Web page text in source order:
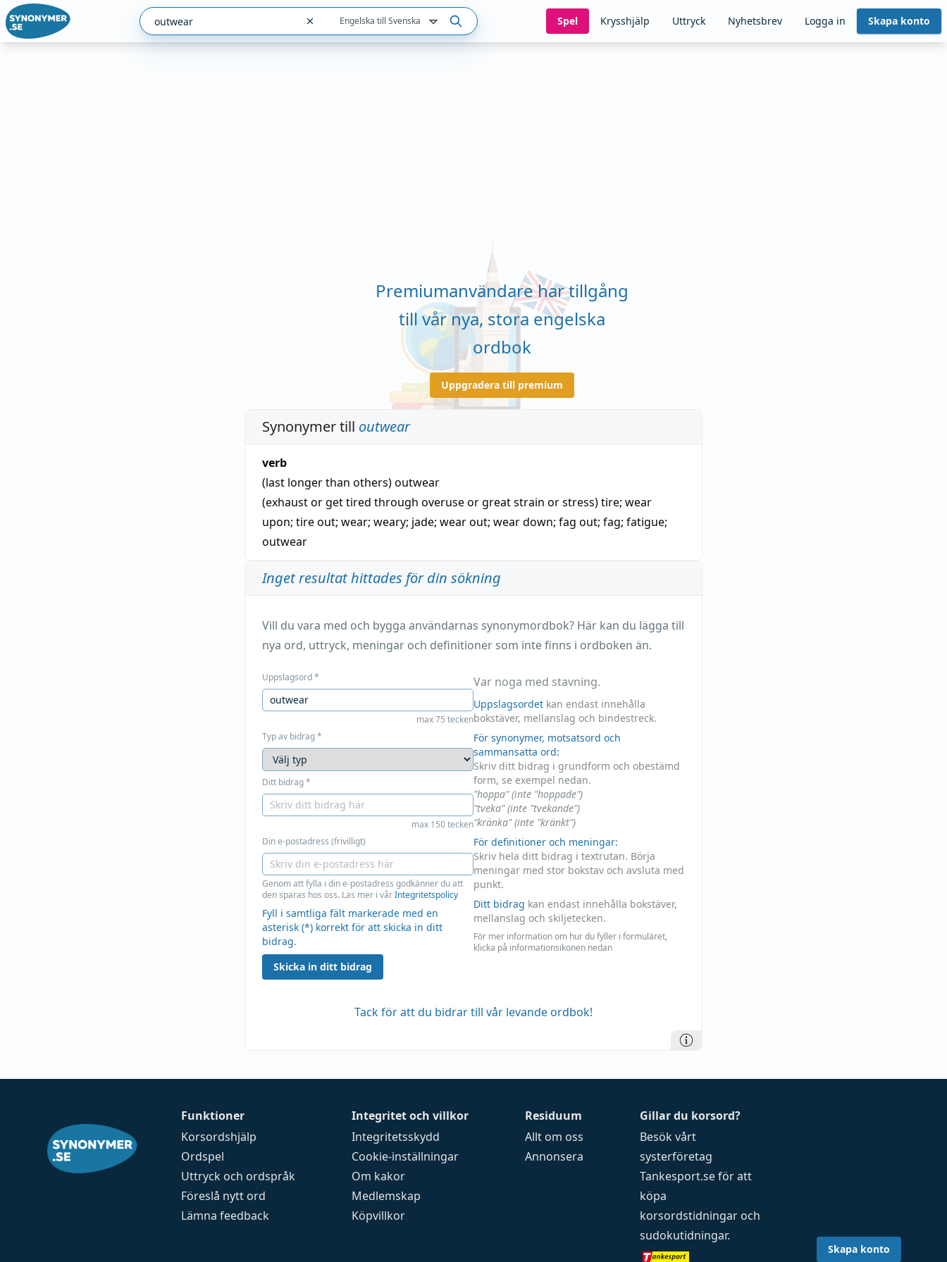
Engelska till Svenska Spel Krysshjälp Uttryck Nyhetsbrev Logga in Skapa konto
Premiumanvändare har tillgång
till vår nya, stora engelska
ordbok
Uppgradera till premium
Synonymer till outwear
verb
(last longer than others)outwear
(exhaust or get tired through overuse or great strain or stress)tire; wear
upon; tire out; wear; weary; jade; wear out; wear down; fag out; fag; fatigue;
outwear
Inget resultat hittades för din sökning
Vill du vara med och bygga användarnas synonymordbok? Här kan du lägga till
nya ord, uttryck, meningar och definitioner som inte finns i ordboken än.
Uppslagsord*
max 75 tecken
Typ av bidrag*
Ditt bidrag*
max 150 tecken
Din e-postadress (frivilligt)
Genom att fylla i din e-postadress godkänner du att
den sparas hos oss. Läs mer i vårIntegritetspolicy
Fyll i samtliga fält markerade med en
asterisk (*) korrekt för att skicka in ditt
bidrag.
Skicka in ditt bidrag
Var noga med stavning.
Uppslagsordet kan endast innehålla
bokstäver, mellanslag och bindestreck.
För synonymer, motsatsord och
sammansatta ord:
Skriv ditt bidrag i grundform och obestämd
form, se exempel nedan.
"hoppa" (inte "hoppade")
"tveka" (inte "tvekande")
"kränka" (inte "kränkt")
För definitioner och meningar:
Skriv hela ditt bidrag i textrutan. Börja
meningar med stor bokstav och avsluta med
punkt.
Ditt bidrag kan endast innehålla bokstäver,
mellanslag och skiljetecken.
För mer information om hur du fyller i formuläret,
klicka på informationsikonen nedan
Tack för att du bidrar till vår levande ordbok!
Funktioner
Korsordshjälp
Ordspel
Uttryck och ordspråk
Föreslå nytt ord
Lämna feedback
Integritet och villkor
Integritetsskydd
Cookie-inställningar
Om kakor
Medlemskap
Köpvillkor
Residuum
Allt om oss
Annonsera
Gillar du korsord?
Besök vårt
systerföretag
Tankesport.seför att
köpa
korsordstidningar och
sudokutidningar.
Skapa konto